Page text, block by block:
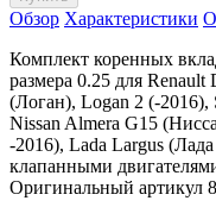
Обзор Характеристики
Комплект коренных
размера 0.25 для
(Логан), Logan 2 (-2016),
Nissan Almera G15
-2016), Lada Largus
клапанными
Оригинальный артикул